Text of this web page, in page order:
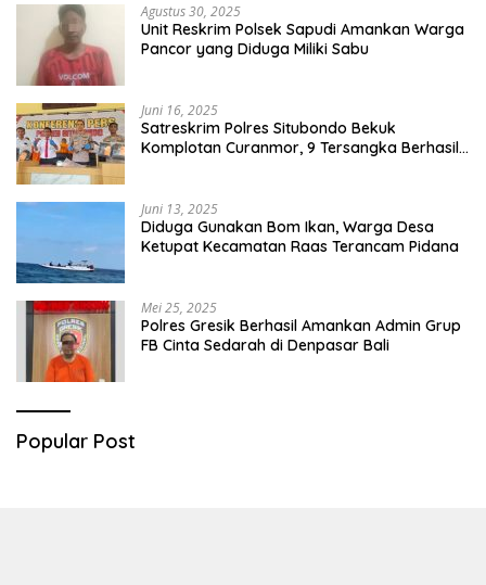
Agustus 30, 2025
Unit Reskrim Polsek Sapudi Amankan Warga
Pancor yang Diduga Miliki Sabu
Juni 16, 2025
Satreskrim Polres Situbondo Bekuk
Komplotan Curanmor, 9 Tersangka Berhasil
Juni 13, 2025
Diduga Gunakan Bom Ikan, Warga Desa
Ketupat Kecamatan Raas Terancam Pidana
Mei 25, 2025
Polres Gresik Berhasil Amankan Admin Grup
FB Cinta Sedarah di Denpasar Bali
Popular Post